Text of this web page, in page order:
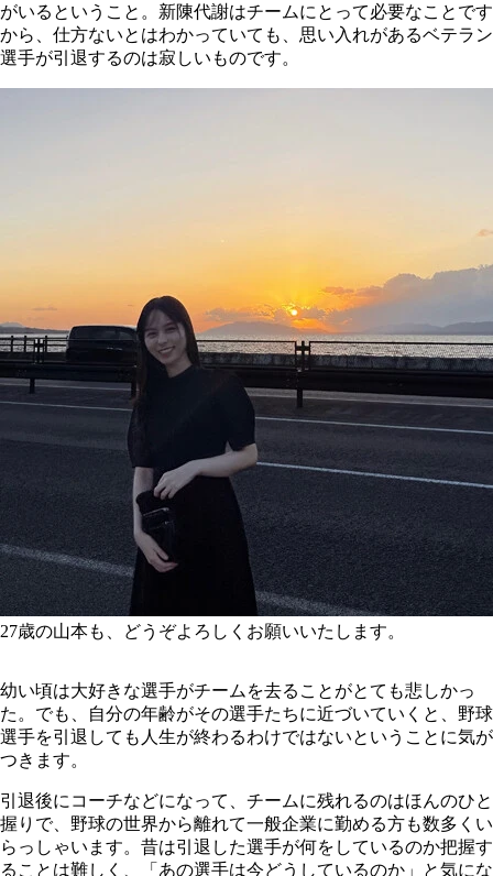
がいるということ。新陳代謝はチームにとって必要なことです
から、仕方ないとはわかっていても、思い入れがあるベテラン
選手が引退するのは寂しいものです。
27歳の山本も、どうぞよろしくお願いいたします。
幼い頃は大好きな選手がチームを去ることがとても悲しかっ
た。でも、自分の年齢がその選手たちに近づいていくと、野球
選手を引退しても人生が終わるわけではないということに気が
つきます。
引退後にコーチなどになって、チームに残れるのはほんのひと
握りで、野球の世界から離れて一般企業に勤める方も数多くい
らっしゃいます。昔は引退した選手が何をしているのか把握す
ることは難しく、「あの選手は今どうしているのか」と気にな